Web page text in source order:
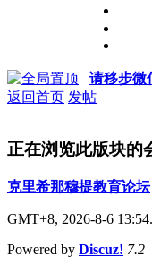
请移步微
返回首页 发帖
正在浏览此版块的
克里希那穆提教育论坛
GMT+8, 2026-8-6 13:54.
Powered by Discuz! 7.2